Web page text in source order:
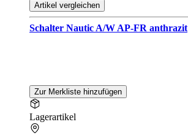
Artikel vergleichen
Schalter Nautic A/W AP-FR anthrazit
Zur Merkliste hinzufügen
Lagerartikel